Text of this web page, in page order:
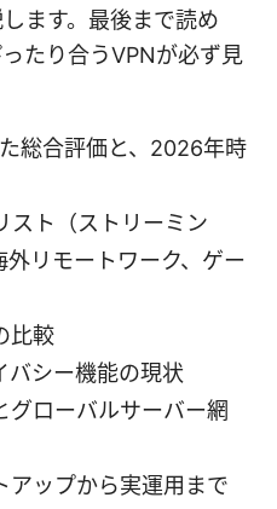
ます。最後まで読め
たり合うVPNが必ず見
総合評価と、2026年時
スト（ストリーミン
リモートワーク、ゲー
比較
バシー機能の現状
グローバルサーバー網
アップから実運用まで